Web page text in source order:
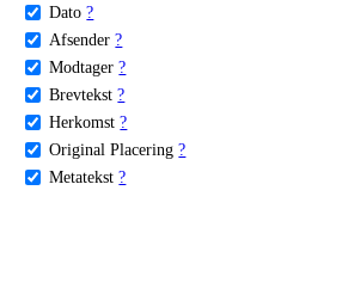
Dato ?
Afsender ?
Modtager ?
Brevtekst ?
Herkomst ?
Original Placering ?
Metatekst ?